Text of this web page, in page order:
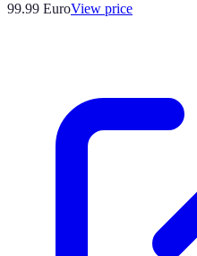
99.99 EuroView price